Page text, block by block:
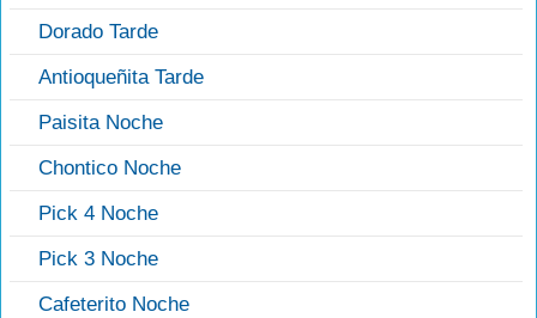
Dorado Tarde
Antioqueñita Tarde
Paisita Noche
Chontico Noche
Pick 4 Noche
Pick 3 Noche
Cafeterito Noche